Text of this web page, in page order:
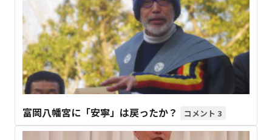
富岡八幡宮に「安寧」は戻ったか？ 3